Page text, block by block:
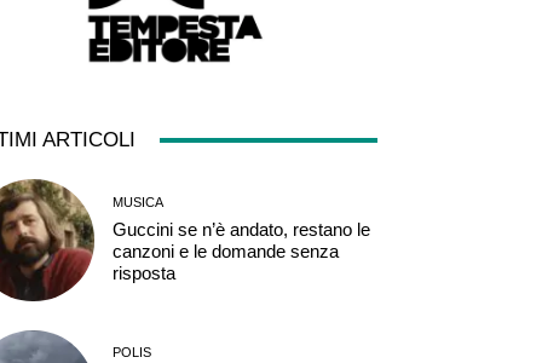
ARTICOLI
MUSICA
Guccini se n’è andato, restano le
canzoni e le domande senza
risposta
POLIS